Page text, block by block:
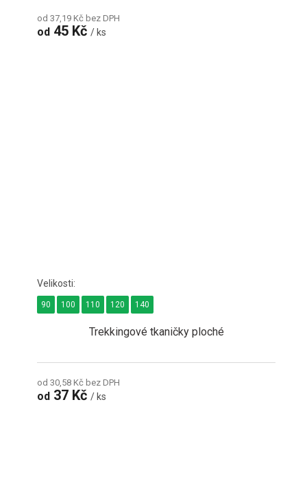
od 37,19 Kč bez DPH
od 45 Kč/ ks
Trekkingové tkaničky ploché
od 30,58 Kč bez DPH
od 37 Kč/ ks
90 100 110 120 140